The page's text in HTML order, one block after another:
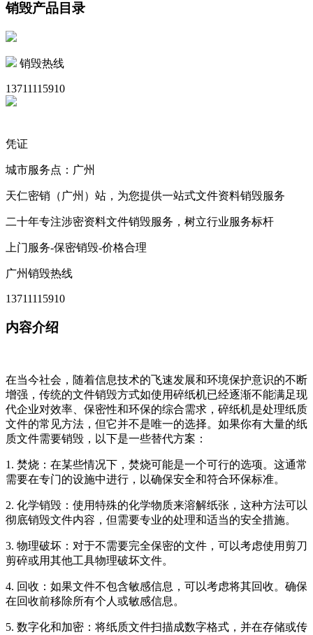
销毁产品目录
销毁热线
13711115910
凭证
城市服务点：广州
天仁密销（广州）站，为您提供一站式文件资料销毁服务
二十年专注涉密资料文件销毁服务，树立行业服务标杆
上门服务-保密销毁-价格合理
广州销毁热线
13711115910
内容介绍
在当今社会，随着信息技术的飞速发展和环境保护意识的不断
增强，传统的文件销毁方式如使用碎纸机已经逐渐不能满足现
代企业对效率、保密性和环保的综合需求，碎纸机是处理纸质
文件的常见方法，但它并不是唯一的选择。如果你有大量的纸
质文件需要销毁，以下是一些替代方案：
1. 焚烧：在某些情况下，焚烧可能是一个可行的选项。这通常
需要在专门的设施中进行，以确保安全和符合环保标准。
2. 化学销毁：使用特殊的化学物质来溶解纸张，这种方法可以
彻底销毁文件内容，但需要专业的处理和适当的安全措施。
3. 物理破坏：对于不需要完全保密的文件，可以考虑使用剪刀
剪碎或用其他工具物理破坏文件。
4. 回收：如果文件不包含敏感信息，可以考虑将其回收。确保
在回收前移除所有个人或敏感信息。
5. 数字化和加密：将纸质文件扫描成数字格式，并在存储或传